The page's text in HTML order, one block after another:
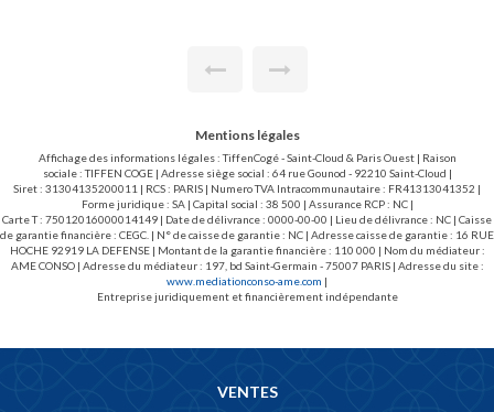
parking en location. Il vous plaira pour sa vue dégagée, la
Mentions légales
Affichage des informations légales : TiffenCogé - Saint-Cloud & Paris Ouest | Raison
sociale : TIFFEN COGE | Adresse siège social : 64 rue Gounod - 92210 Saint-Cloud |
Siret : 31304135200011 | RCS : PARIS | Numero TVA Intracommunautaire : FR41313041352 |
Forme juridique : SA | Capital social : 38 500 | Assurance RCP : NC |
Carte T : 75012016000014149 | Date de délivrance : 0000-00-00 | Lieu de délivrance : NC | Caisse
de garantie financière : CEGC. | N° de caisse de garantie : NC | Adresse caisse de garantie : 16 RUE
HOCHE 92919 LA DEFENSE | Montant de la garantie financière : 110 000 | Nom du médiateur :
AME CONSO | Adresse du médiateur : 197, bd Saint-Germain - 75007 PARIS | Adresse du site :
www.mediationconso-ame.com |
Entreprise juridiquement et financièrement indépendante
VENTES